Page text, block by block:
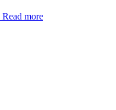
Read more